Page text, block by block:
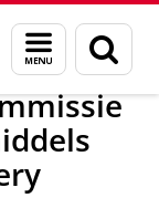
Menu
en
zoeken
in Nederland